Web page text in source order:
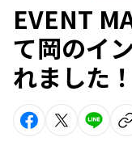
EVENT
て岡のイ
れました！